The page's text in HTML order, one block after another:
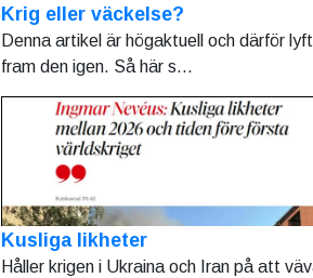
Krig eller väckelse?
Denna artikel är högaktuell och därför
fram den igen. Så här s...
Kusliga likheter
Håller krigen i Ukraina och Iran på att